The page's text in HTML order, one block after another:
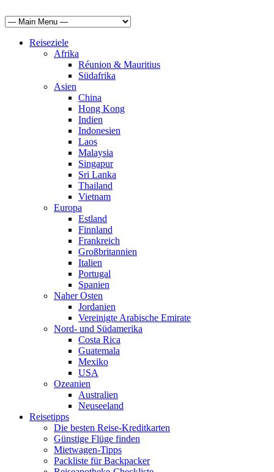
Reiseziele
Afrika
Réunion & Mauritius
Südafrika
Asien
China
Hong Kong
Indien
Indonesien
Laos
Malaysia
Singapur
Sri Lanka
Thailand
Vietnam
Europa
Estland
Finnland
Frankreich
Großbritannien
Italien
Portugal
Spanien
Naher Osten
Jordanien
Vereinigte Arabische Emirate
Nord- und Südamerika
Costa Rica
Guatemala
Mexiko
USA
Ozeanien
Australien
Neuseeland
Reisetipps
Die besten Reise-Kreditkarten
Günstige Flüge finden
Mietwagen-Tipps
Packliste für Backpacker